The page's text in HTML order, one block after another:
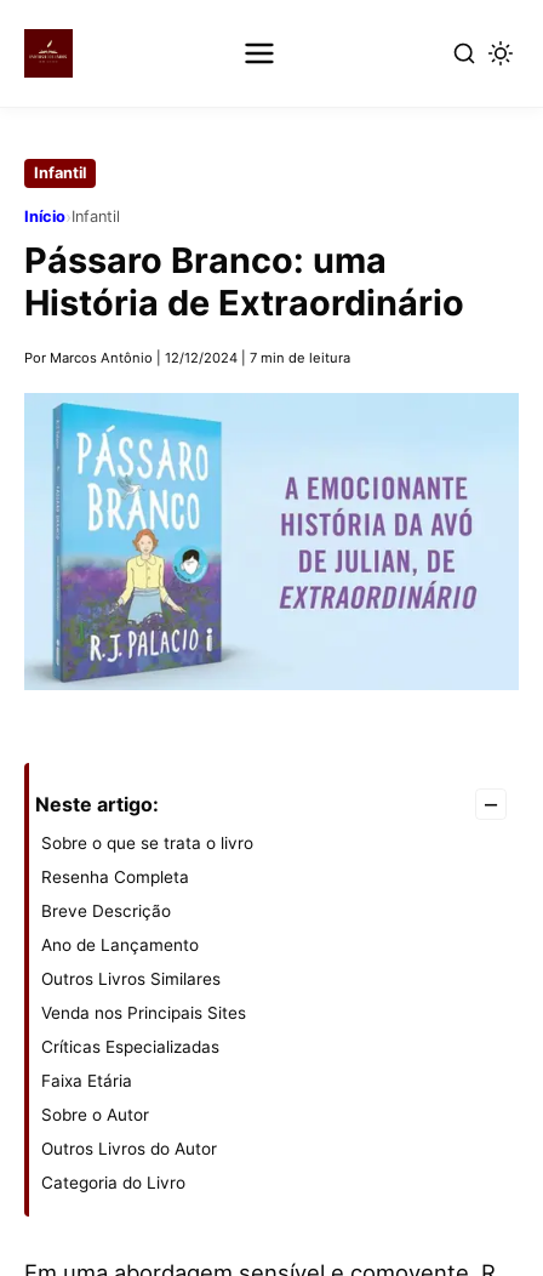
conteúdo
principal
Infantil
Início›Infantil
Pássaro Branco: uma
História de Extraordinário
Por Marcos Antônio 12/12/2024 7 min de leitura
Neste artigo: –
Sobre o que se trata o livro
Resenha Completa
Breve Descrição
Ano de Lançamento
Outros Livros Similares
Venda nos Principais Sites
Críticas Especializadas
Faixa Etária
Sobre o Autor
Outros Livros do Autor
Categoria do Livro